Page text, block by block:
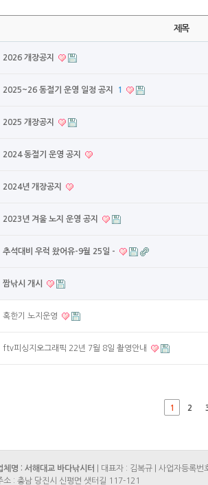
제목
2026 개장공지
2025~26 동절기 운영 일정 공지 1
2025 개장공지
2024 동절기 운영 공지
2024년 개장공지
2023년 겨울 노지 운영 공지
추석대비 우럭 왔어유-9월 25일 -
짬낚시 개시
혹한기 노지운영
ftv피싱지오그래픽 22년 7월 8일 촬영안내
1 2
체명 : 서해대교 바다낚시터
| 대표자 : 김복규 | 사업자등록
소 : 충남 당진시 신평면 샛터길 117-121